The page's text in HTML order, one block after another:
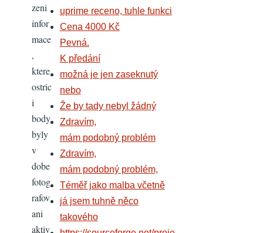
zeni
infor
mace
,
ktere
ostric
i
body
byly
v
dobe
fotog
rafov
ani
aktiv
uprime receno, tuhle funkci
Cena 4000 Kč
Pevná.
K předání
možná je jen zaseknutý
nebo
Že by tady nebyl žádný
Zdravím,
mám podobný problém
Zdravím,
mám podobný problém,
Téměř jako malba včetně
já jsem tuhně něco
takového